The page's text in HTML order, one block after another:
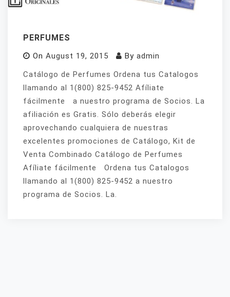
PERFUMES
On August 19, 2015 By admin
Catálogo de Perfumes Ordena tus Catalogos
llamando al 1(800) 825-9452 Afíliate
fácilmente a nuestro programa de Socios. La
afiliación es Gratis. Sólo deberás elegir
aprovechando cualquiera de nuestras
excelentes promociones de Catálogo, Kit de
Venta Combinado Catálogo de Perfumes
Afíliate fácilmente Ordena tus Catalogos
llamando al 1(800) 825-9452 a nuestro
programa de Socios. La.